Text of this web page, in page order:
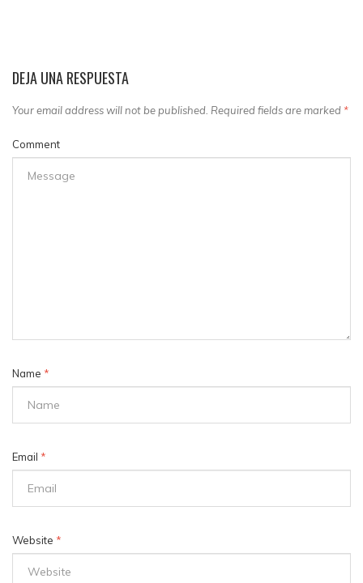
DEJA UNA RESPUESTA
Your email address will not be published. Required fields are marked *
Comment
Name *
Email *
Website *